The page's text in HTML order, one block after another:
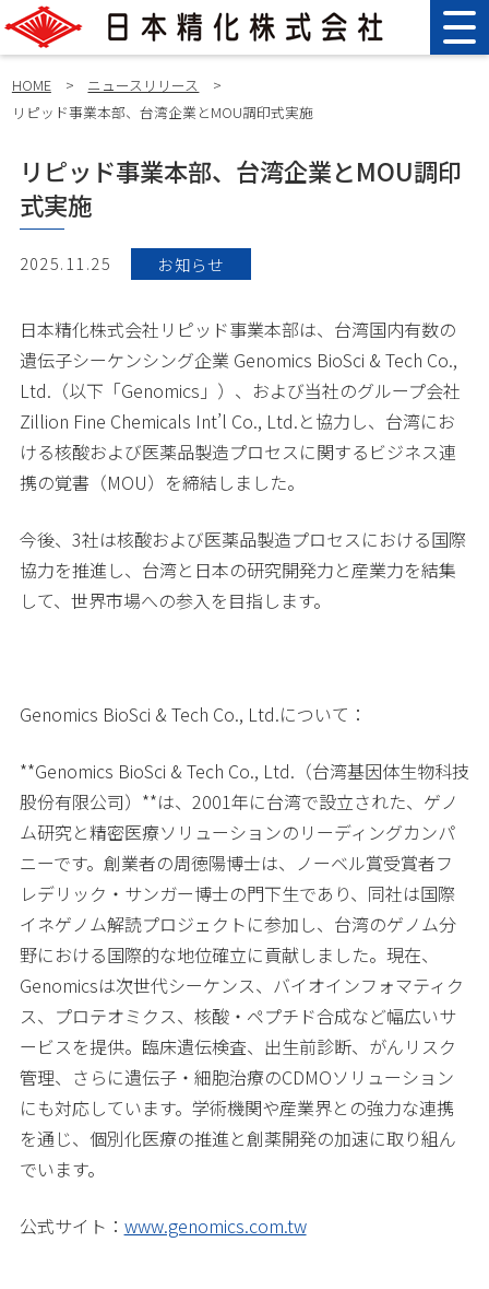
HOME > ニュースリリース
>
リピッド事業本部、台湾企業とMOU調印式実施
リピッド事業本部、台湾企業とMOU調印
式実施
2025.11.25 お知らせ
日本精化株式会社リピッド事業本部は、台湾国内有数の
遺伝子シーケンシング企業 Genomics BioSci & Tech Co.,
Ltd.（以下「Genomics」）、および当社のグループ会社
Zillion Fine Chemicals Int’l Co., Ltd.と協力し、台湾にお
ける核酸および医薬品製造プロセスに関するビジネス連
携の覚書（MOU）を締結しました。
今後、3社は核酸および医薬品製造プロセスにおける国際
協力を推進し、台湾と日本の研究開発力と産業力を結集
して、世界市場への参入を目指します。
Genomics BioSci & Tech Co., Ltd.について：
**Genomics BioSci & Tech Co., Ltd.（台湾基因体生物科技
股份有限公司）**は、2001年に台湾で設立された、ゲノ
ム研究と精密医療ソリューションのリーディングカンパ
ニーです。創業者の周徳陽博士は、ノーベル賞受賞者フ
レデリック・サンガー博士の門下生であり、同社は国際
イネゲノム解読プロジェクトに参加し、台湾のゲノム分
野における国際的な地位確立に貢献しました。現在、
Genomicsは次世代シーケンス、バイオインフォマティク
ス、プロテオミクス、核酸・ペプチド合成など幅広いサ
ービスを提供。臨床遺伝検査、出生前診断、がんリスク
管理、さらに遺伝子・細胞治療のCDMOソリューション
にも対応しています。学術機関や産業界との強力な連携
を通じ、個別化医療の推進と創薬開発の加速に取り組ん
でいます。
公式サイト： www.genomics.com.tw